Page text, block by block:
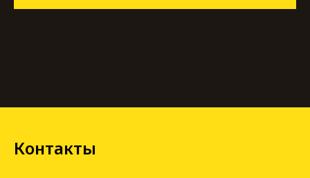
Контакты